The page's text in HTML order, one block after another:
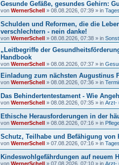
Gesunde Gefäße, gesundes Gehirn:
von WernerSchell » 08.08.2026, 07:39 » in
Schulden und Reformen, die die
verschlechtern - nein danke!
von WernerSchell » 08.08.2026, 07:38 » in
„Leitbegriffe der
Handbook
von WernerSchell » 08.08.2026, 07:37 » in
Einladung zum nächsten Augustinus
von WernerSchell » 08.08.2026, 07:36 » in
Das Behindertentestament - Wie
von WernerSchell » 08.08.2026, 07:35 » in Arzt-
Ethische Herausforderungen in der
von WernerSchell » 08.08.2026, 07:16 » in
Schutz, Teilhabe und Befähigung
von WernerSchell » 07.08.2026, 07:16 » in
Kindeswohlgefährdungen auf neuem
von WernerSchell » 07.08.2026, 07:10 » in Arzt-